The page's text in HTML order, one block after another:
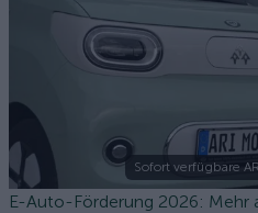
Sofort verfügbare
E-Auto-Förderung 2026: Mehr